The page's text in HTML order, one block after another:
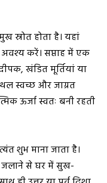
स्रोत होता है। यहां
करें। सप्ताह में एक
खंडित मूर्तियां या
स्वच्छ और जाग्रत
ऊर्जा स्वतः बनी रहती
शुभ माना जाता है।
जलाने से घर में सुख-